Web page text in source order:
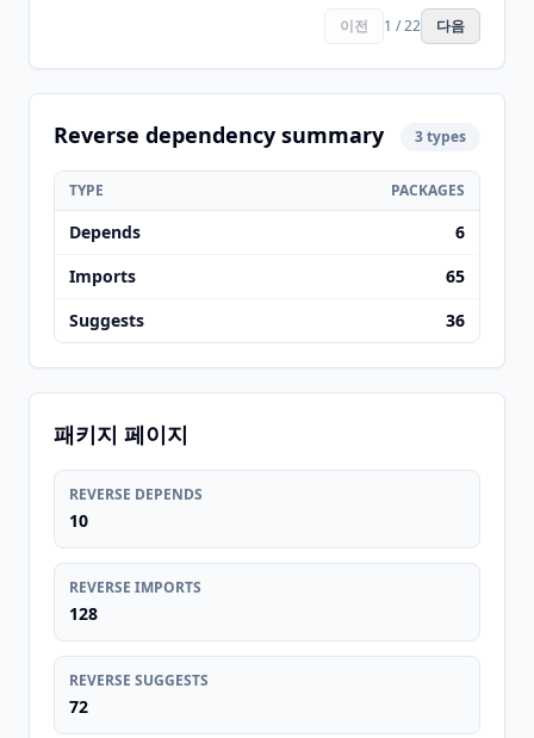
이전 1 / 22 다음
Reverse dependency summary 3 types
TYPE PACKAGES
Depends
6
Imports
65
Suggests
36
패키지 페이지
REVERSE DEPENDS
10
REVERSE IMPORTS
128
REVERSE SUGGESTS
72